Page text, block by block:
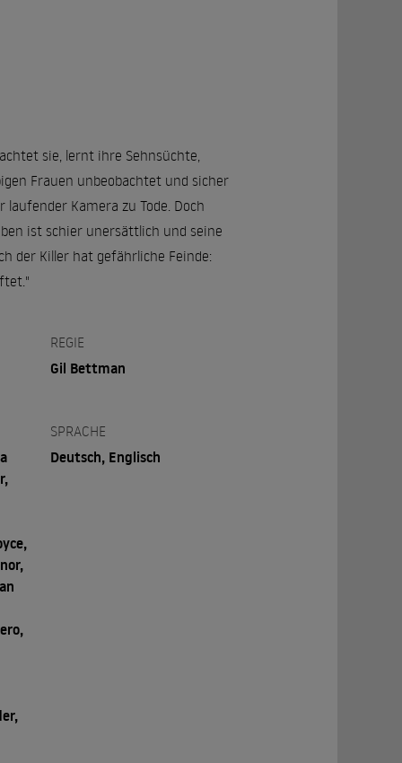
sie, lernt ihre Sehnsüchte,
Frauen unbeobachtet und sicher
Kamera zu Tode. Doch
ist schier unersättlich und seine
der Killer hat gefährliche Feinde:
REGIE
Gil Bettman
SPRACHE
Deutsch, Englisch